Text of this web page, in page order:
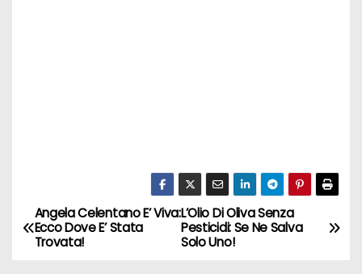
N
L’Olio Di Oliva Senza
Pesticidi: Se Ne Salva
Solo Uno!
Angela Celentano E’ Viva:
Ecco Dove E’ Stata
Trovata!